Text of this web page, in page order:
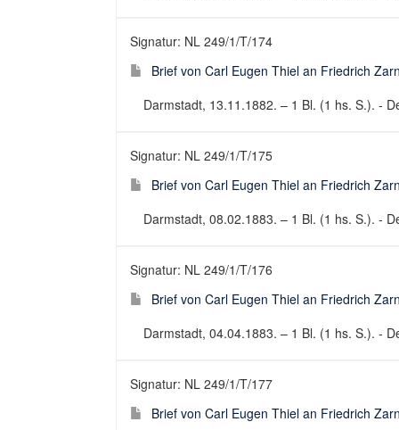
Signatur: NL 249/1/T/174
Brief von Carl Eugen Thiel an Friedrich
Darmstadt, 13.11.1882. – 1 Bl. (1 hs. S.). -
Signatur: NL 249/1/T/175
Brief von Carl Eugen Thiel an Friedrich
Darmstadt, 08.02.1883. – 1 Bl. (1 hs. S.). -
Signatur: NL 249/1/T/176
Brief von Carl Eugen Thiel an Friedrich
Darmstadt, 04.04.1883. – 1 Bl. (1 hs. S.). -
Signatur: NL 249/1/T/177
Brief von Carl Eugen Thiel an Friedrich